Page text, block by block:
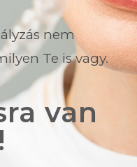
nem
Te is vagy.
van